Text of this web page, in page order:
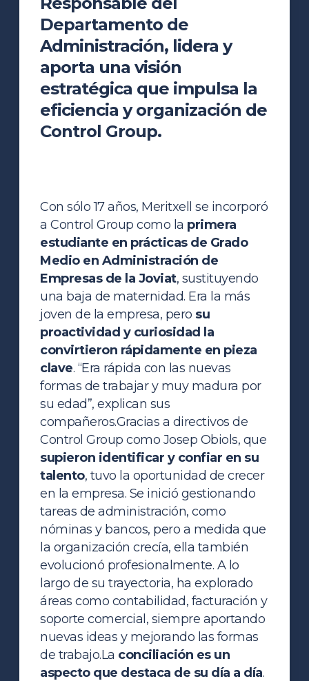
Departamento de
Administración, lidera y
aporta una visión
estratégica que impulsa la
eficiencia y organización de
Control Group.
Con sólo 17 años, Meritxell se incorporó
a Control Group como la primera
estudiante en prácticas de Grado
Medio en Administración de
Empresas de la Joviat, sustituyendo
una baja de maternidad. Era la más
joven de la empresa, pero su
proactividad y curiosidad la
convirtieron rápidamente en pieza
clave. “Era rápida con las nuevas
formas de trabajar y muy madura por
su edad”, explican sus
compañeros.Gracias a directivos de
Control Group como Josep Obiols, que
supieron identificar y confiar en su
talento, tuvo la oportunidad de crecer
en la empresa. Se inició gestionando
tareas de administración, como
nóminas y bancos, pero a medida que
la organización crecía, ella también
evolucionó profesionalmente. A lo
largo de su trayectoria, ha explorado
áreas como contabilidad, facturación y
soporte comercial, siempre aportando
nuevas ideas y mejorando las formas
de trabajo.La conciliación es un
aspecto que destaca de su día a día.